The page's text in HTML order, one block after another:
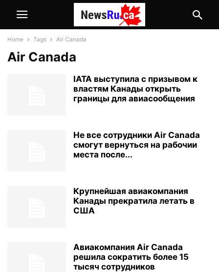
Home Tags Air Canada
Air Canada
IATA выступила с призывом к
властям Канады открыть
границы для авиасообщения
Не все сотрудники Air Canada
смогут вернуться на рабочии
места после...
Крупнейшая авиакомпания
Канады прекратила летать в
США
Авиакомпания Air Canada
решила сократить более 15
тысяч сотрудников